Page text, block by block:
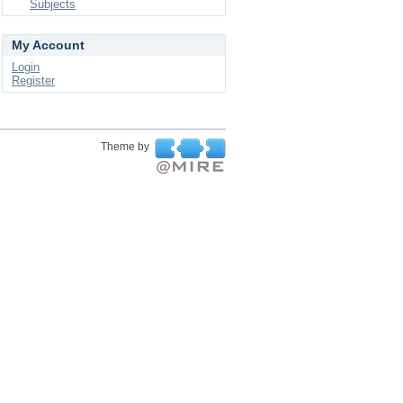
Subjects
My Account
Login
Register
Theme by